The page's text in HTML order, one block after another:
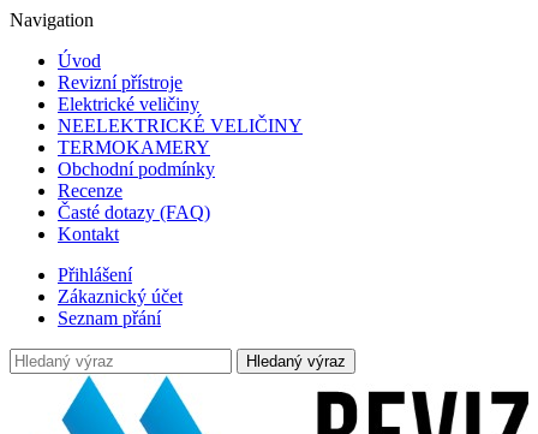
Navigation
Úvod
Revizní přístroje
Elektrické veličiny
NEELEKTRICKÉ VELIČINY
TERMOKAMERY
Obchodní podmínky
Recenze
Časté dotazy (FAQ)
Kontakt
Přihlášení
Zákaznický účet
Seznam přání
Hledaný výraz